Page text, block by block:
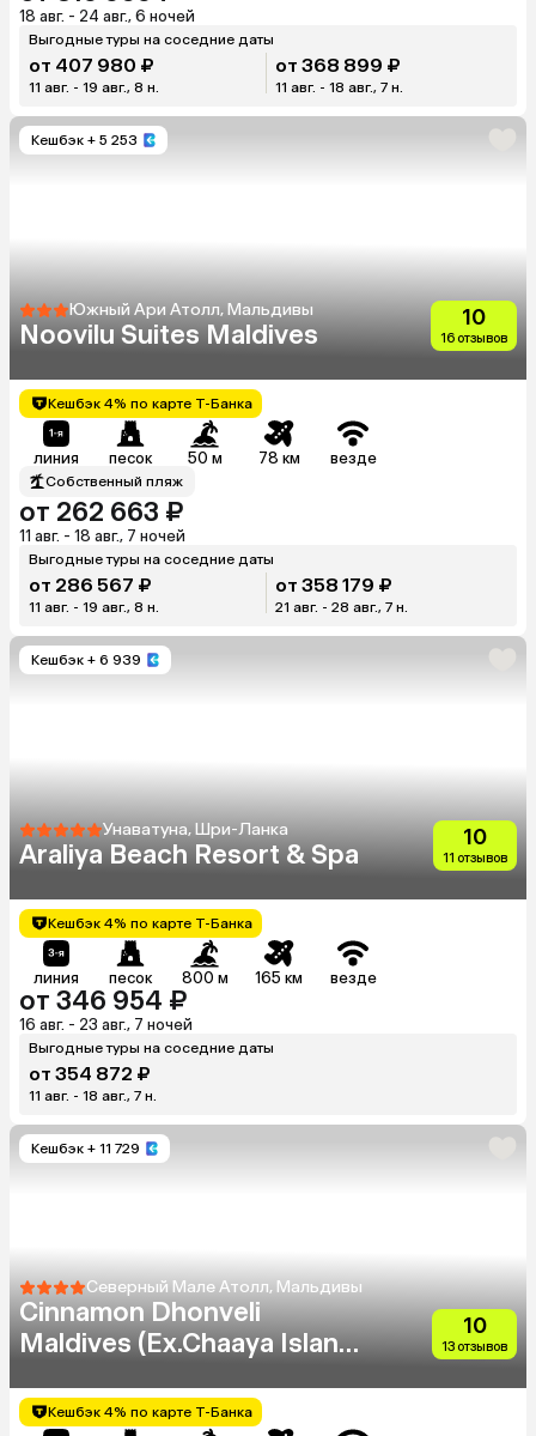
18 авг. - 24 авг., 6 ночей
Выгодные туры на соседние даты
от 407 980 ₽
11 авг. - 19 авг., 8 н.
от 368 899 ₽
11 авг. - 18 авг., 7 н.
Кешбэк + 5 253
Южный Ари Атолл, Мальдивы
Noovilu Suites Maldives
10
16 отзывов
Кешбэк 4% по карте Т-Банка
линия песок 50 м 78 км везде
Собственный пляж
от 262 663 ₽
11 авг. - 18 авг., 7 ночей
Выгодные туры на соседние даты
от 286 567 ₽
11 авг. - 19 авг., 8 н.
от 358 179 ₽
21 авг. - 28 авг., 7 н.
Кешбэк + 6 939
Унаватуна, Шри-Ланка
Araliya Beach Resort & Spa
10
11 отзывов
Кешбэк 4% по карте Т-Банка
линия песок 800 м 165 км везде
от 346 954 ₽
16 авг. - 23 авг., 7 ночей
Выгодные туры на соседние даты
от 354 872 ₽
11 авг. - 18 авг., 7 н.
Кешбэк + 11 729
Северный Мале Атолл, Мальдивы
Cinnamon Dhonveli
Maldives (Ex.Chaaya Island
10
13 отзывов
Кешбэк 4% по карте Т-Банка